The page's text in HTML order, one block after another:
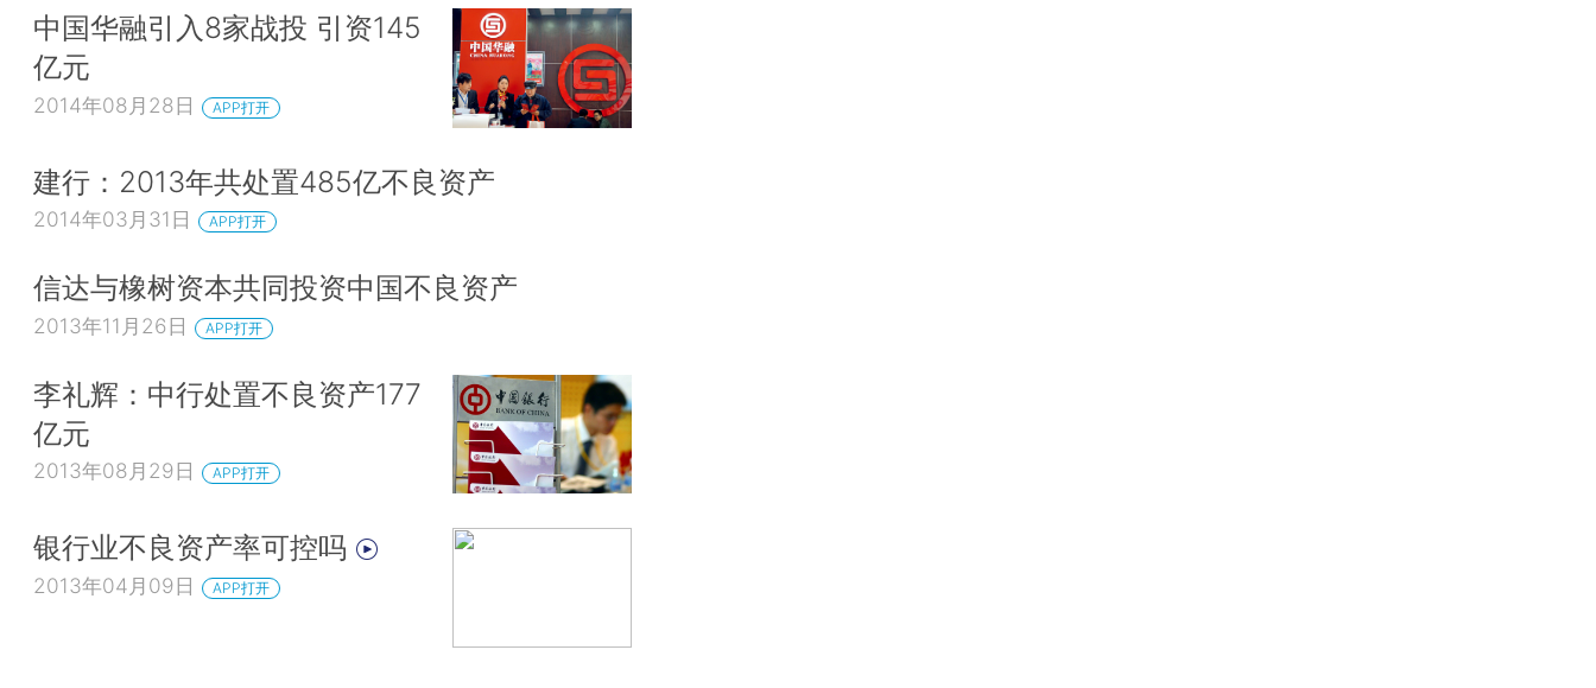
中国华融引入8家战投 引资145
亿元
2014年08月28日 APP打开
建行：2013年共处置485亿不良资产
2014年03月31日 APP打开
信达与橡树资本共同投资中国不良资产
2013年11月26日 APP打开
李礼辉：中行处置不良资产177
亿元
2013年08月29日 APP打开
银行业不良资产率可控吗
2013年04月09日 APP打开